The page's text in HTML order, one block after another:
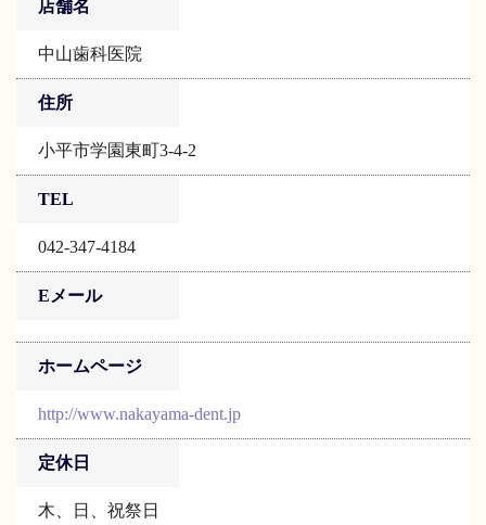
店舗名
中山歯科医院
住所
小平市学園東町3-4-2
TEL
042-347-4184
Eメール
ホームページ
http://www.nakayama-dent.jp
定休日
木、日、祝祭日